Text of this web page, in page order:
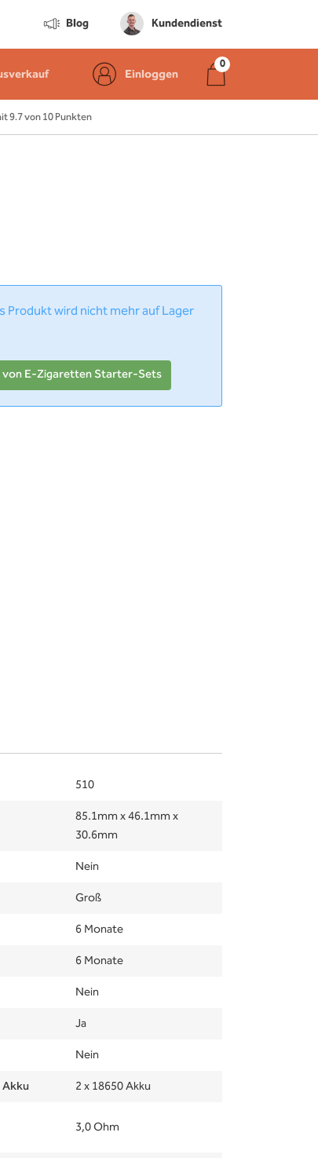
Blog Kundendienst
Einloggen
9.7 von 10 Punkten
Produkt wird nicht mehr auf Lager
von E-Zigaretten Starter-Sets
510
85.1mm x 46.1mm x
30.6mm
Nein
Groß
6 Monate
6 Monate
Nein
Ja
Nein
2 x 18650 Akku
3,0 Ohm